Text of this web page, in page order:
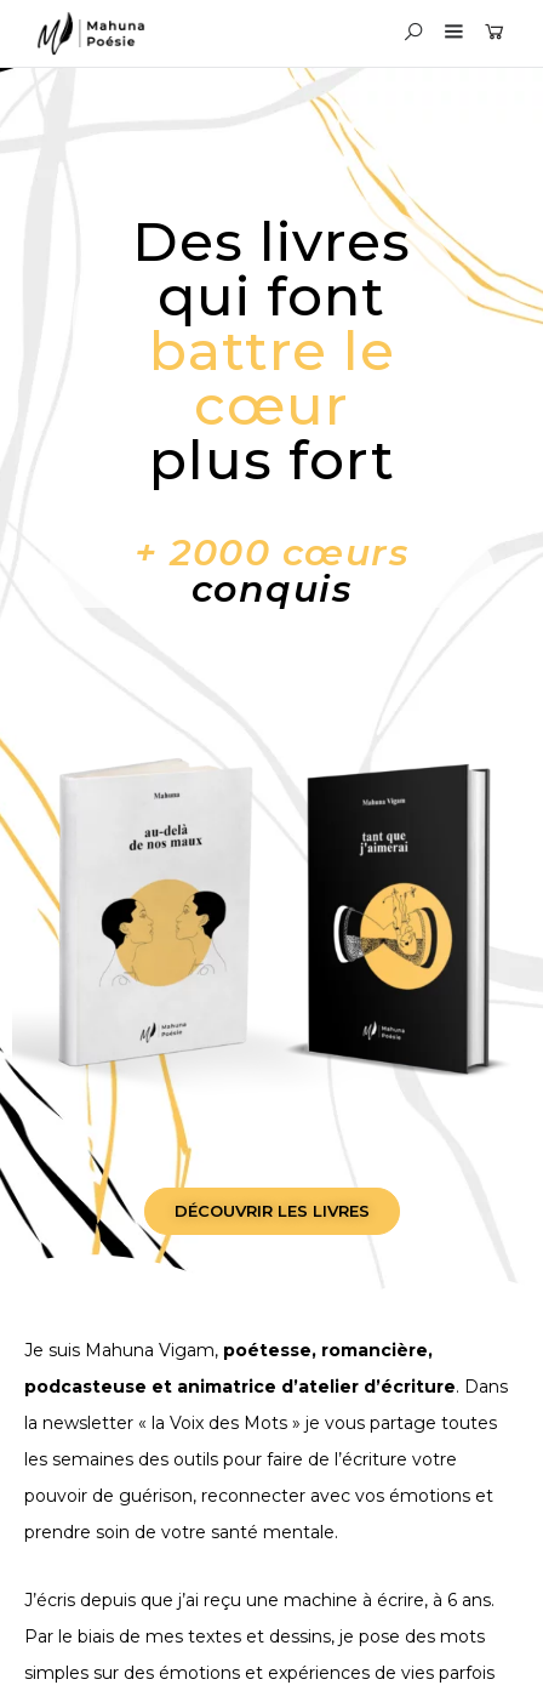
Des livres
qui font
battre le
cœur
plus fort
+ 2000 cœurs
conquis
DÉCOUVRIR LES LIVRES
Je suis Mahuna Vigam, poétesse, romancière,
podcasteuse et animatrice d’atelier d’écriture. Dans
la newsletter « la Voix des Mots » je vous partage toutes
les semaines des outils pour faire de l’écriture votre
pouvoir de guérison, reconnecter avec vos émotions et
prendre soin de votre santé mentale.
J’écris depuis que j’ai reçu une machine à écrire, à 6 ans.
Par le biais de mes textes et dessins, je pose des mots
simples sur des émotions et expériences de vies parfois